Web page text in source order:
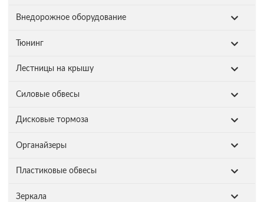
Внедорожное оборудование
Тюнинг
Лестницы на крышу
Силовые обвесы
Дисковые тормоза
Органайзеры
Пластиковые обвесы
Зеркала